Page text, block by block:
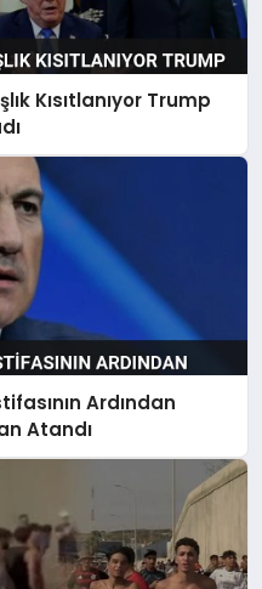
Kısıtlanıyor Trump
Ardından
Atandı